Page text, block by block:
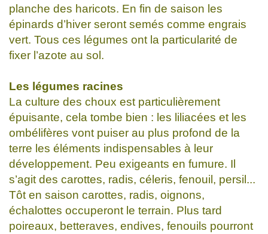
planche des haricots. En fin de saison les
épinards d’hiver seront semés comme engrais
vert. Tous ces légumes ont la particularité de
fixer l’azote au sol.
Les légumes racines
La culture des choux est particulièrement
épuisante, cela tombe bien : les liliacées et les
ombélifères vont puiser au plus profond de la
terre les éléments indispensables à leur
développement. Peu exigeants en fumure. Il
s’agit des carottes, radis, céleris, fenouil, persil...
Tôt en saison carottes, radis, oignons,
échalottes occuperont le terrain. Plus tard
poireaux, betteraves, endives, fenouils pourront